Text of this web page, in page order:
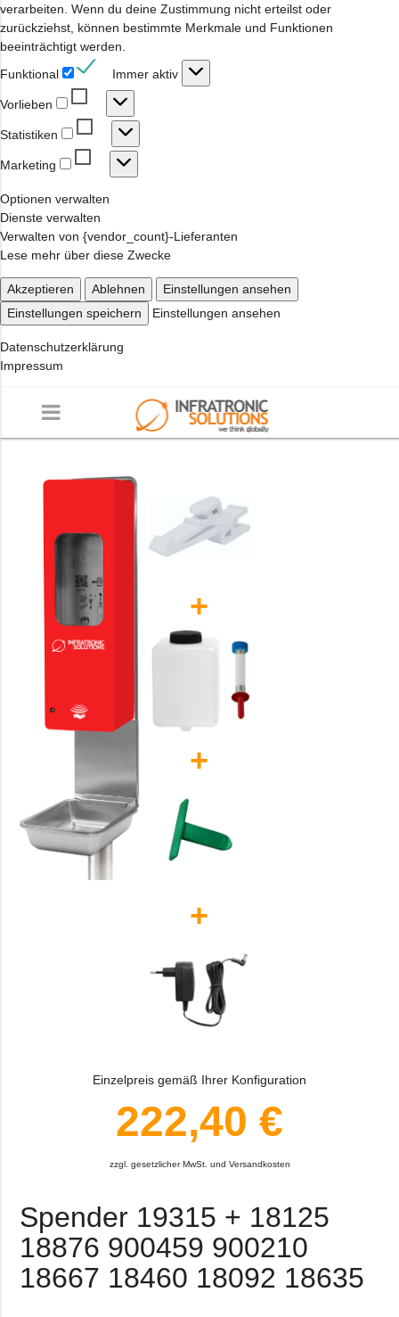
verarbeiten. Wenn du deine Zustimmung nicht erteilst oder
zurückziehst, können bestimmte Merkmale und Funktionen
beeinträchtigt werden.
Funktional
Immer aktiv
Vorlieben
Vorlieben
Statistiken
Statistiken
Marketing
Marketing
Optionen verwalten
Dienste verwalten
Verwalten von {vendor_count}-Lieferanten
Lese mehr über diese Zwecke
Akzeptieren Ablehnen
Einstellungen ansehen
Einstellungen speichern
Einstellungen ansehen
Datenschutzerklärung
Impressum
+
+
+
Einzelpreis gemäß Ihrer Konfiguration
222,40 €
zzgl. gesetzlicher MwSt. und Versandkosten
Spender 19315 + 18125
18876 900459 900210
18667 18460 18092 18635